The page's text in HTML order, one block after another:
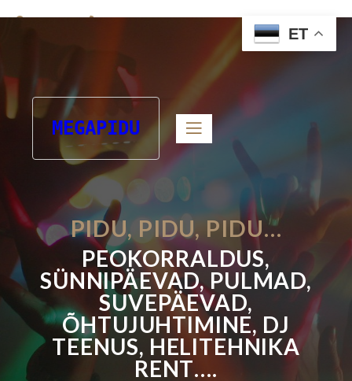
MEGAPIDU
PIDU, PIDU, PIDU…
PEOKORRALDUS,
SÜNNIPÄEVAD, PULMAD,
SUVEPÄEVAD,
ÕHTUJUHTIMINE, DJ
TEENUS, HELITEHNIKA
RENT….
ET